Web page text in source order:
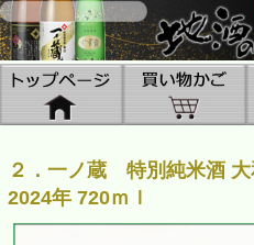
２．一ノ蔵 特別純米酒 大
2024年 720ｍｌ